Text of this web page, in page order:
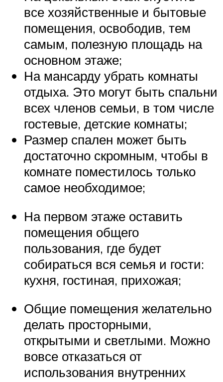
все хозяйственные и бытовые
помещения, освободив, тем
самым, полезную площадь на
основном этаже;
На мансарду убрать комнаты
отдыха. Это могут быть спальни
всех членов семьи, в том числе
гостевые, детские комнаты;
Размер спален может быть
достаточно скромным, чтобы в
комнате поместилось только
самое необходимое;
На первом этаже оставить
помещения общего
пользования, где будет
собираться вся семья и гости:
кухня, гостиная, прихожая;
Общие помещения желательно
делать просторными,
открытыми и светлыми. Можно
вовсе отказаться от
использования внутренних